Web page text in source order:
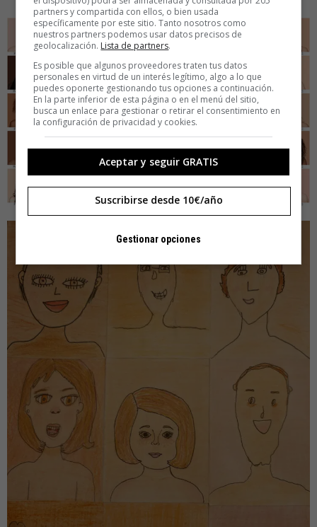
partners y compartida con ellos, o bien usada
específicamente por este sitio. Tanto nosotros como
nuestros partners podemos usar datos precisos de
geolocalización. Lista de partners.
Es posible que algunos proveedores traten tus datos
personales en virtud de un interés legítimo, algo a lo que
puedes oponerte gestionando tus opciones a continuación.
En la parte inferior de esta página o en el menú del sitio,
busca un enlace para gestionar o retirar el consentimiento en
la configuración de privacidad y cookies.
Aceptar y seguir GRATIS
Suscribirse desde 10€/año
Gestionar opciones